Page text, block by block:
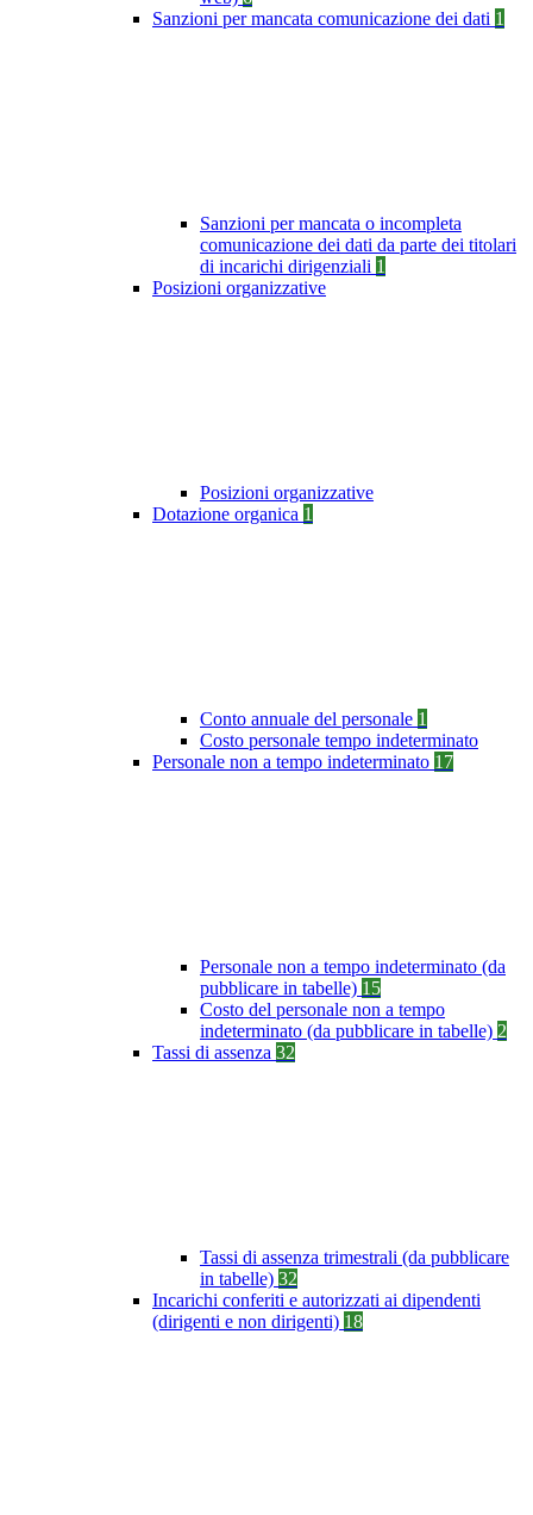
Sanzioni per mancata comunicazione dei dati 1
Sanzioni per mancata o incompleta
comunicazione dei dati da parte dei titolari
di incarichi dirigenziali 1
Posizioni organizzative
Posizioni organizzative
Dotazione organica 1
Conto annuale del personale 1
Costo personale tempo indeterminato
Personale non a tempo indeterminato 17
Personale non a tempo indeterminato (da
pubblicare in tabelle) 15
Costo del personale non a tempo
indeterminato (da pubblicare in tabelle) 2
Tassi di assenza 32
Tassi di assenza trimestrali (da pubblicare
in tabelle) 32
Incarichi conferiti e autorizzati ai dipendenti
(dirigenti e non dirigenti) 18